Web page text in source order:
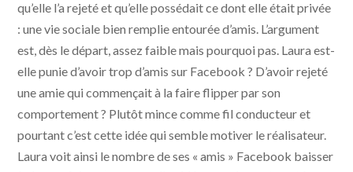
qu’elle l’a rejeté et qu’elle possédait ce dont elle était privée
: une vie sociale bien remplie entourée d’amis. L’argument
est, dès le départ, assez faible mais pourquoi pas. Laura est-
elle punie d’avoir trop d’amis sur Facebook ? D’avoir rejeté
une amie qui commençait à la faire flipper par son
comportement ? Plutôt mince comme fil conducteur et
pourtant c’est cette idée qui semble motiver le réalisateur.
Laura voit ainsi le nombre de ses « amis » Facebook baisser